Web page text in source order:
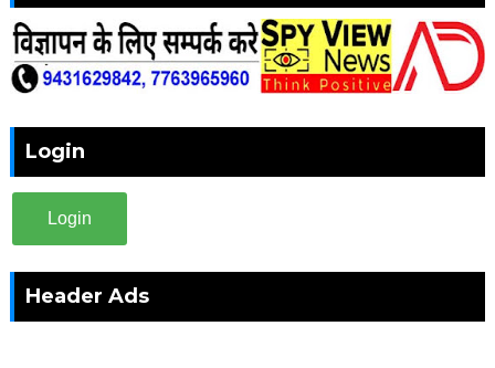
Login
Login
Header Ads